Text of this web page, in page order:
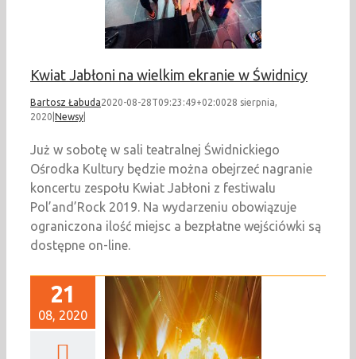
Kwiat Jabłoni na wielkim ekranie w Świdnicy
Bartosz Łabuda2020-08-28T09:23:49+02:0028 sierpnia,
2020 Newsy
Już w sobotę w sali teatralnej Świdnickiego
Ośrodka Kultury będzie można obejrzeć nagranie
koncertu zespołu Kwiat Jabłoni z festiwalu
Pol’and’Rock 2019. Na wydarzeniu obowiązuje
ograniczona ilość miejsc a bezpłatne wejściówki są
dostępne on-line.
21
08, 2020